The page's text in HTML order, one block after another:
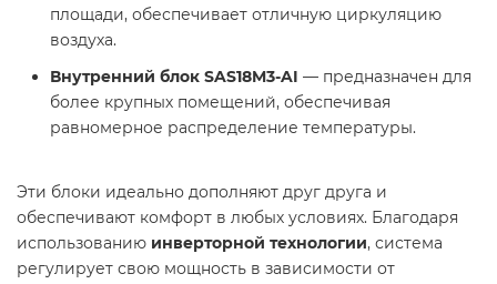
площади, обеспечивает отличную циркуляцию
воздуха.
Внутренний блок SAS18M3-AI — предназначен для
более крупных помещений, обеспечивая
равномерное распределение температуры.
Эти блоки идеально дополняют друг друга и
обеспечивают комфорт в любых условиях. Благодаря
использованию инверторной технологии, система
регулирует свою мощность в зависимости от